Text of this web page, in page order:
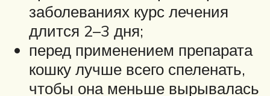
заболеваниях курс лечения
длится 2–3 дня;
перед применением препарата
кошку лучше всего спеленать,
чтобы она меньше вырывалась